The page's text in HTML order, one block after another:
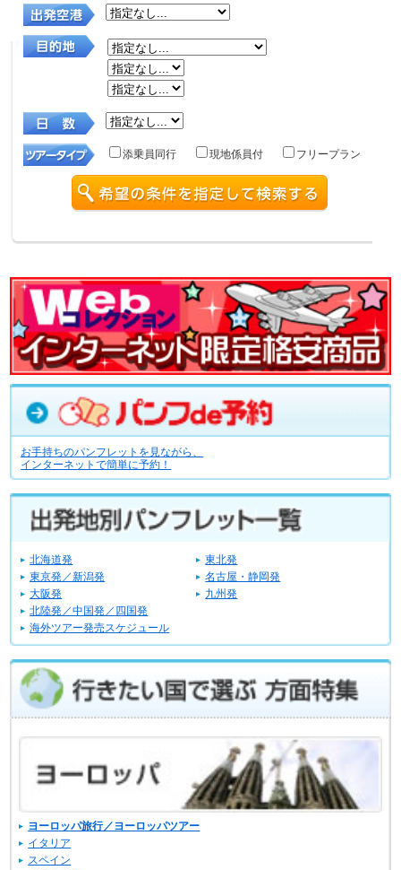
お手持ちのパンフレットを見ながら、
インターネットで簡単に予約！
北海道発
東北発
東京発／新潟発
名古屋・静岡発
大阪発
九州発
北陸発／中国発／四国発
海外ツアー発売スケジュール
ヨーロッパ旅行／ヨーロッパツアー
イタリア
スペイン